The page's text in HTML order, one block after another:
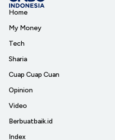
Home
My Money
Tech
Sharia
Cuap Cuap Cuan
Opinion
Video
Berbuatbaik.id
Index